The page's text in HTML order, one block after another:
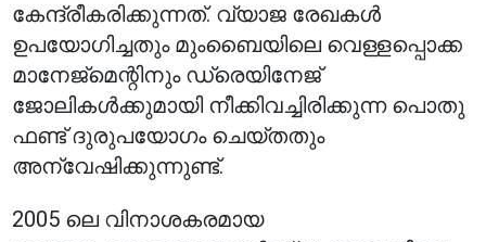
കേന്ദ്രീകരിക്കുന്നത്. വ്യാജ രേഖകൾ
ഉപയോഗിച്ചതും മുംബൈയിലെ വെള്ളപ്പൊക്ക
മാനേജ്‌മെന്റിനും ഡ്രെയിനേജ്
ജോലികൾക്കുമായി നീക്കിവച്ചിരിക്കുന്ന പൊതു
ഫണ്ട് ദുരുപയോഗം ചെയ്തതും
അന്വേഷിക്കുന്നുണ്ട്.
2005 ലെ വിനാശകരമായ